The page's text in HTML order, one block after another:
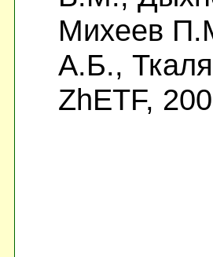
Михеев
А.Б.,
ZhETF,